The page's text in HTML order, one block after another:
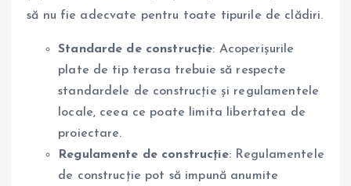
să nu fie adecvate pentru toate tipurile de clădiri.
Standarde de construcție: Acoperișurile
plate de tip terasa trebuie să respecte
standardele de construcție și regulamentele
locale, ceea ce poate limita libertatea de
proiectare.
Regulamente de construcție: Regulamentele
de construcție pot să impună anumite